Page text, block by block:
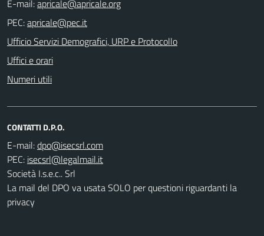
E-mail:
PEC:
Ufficio Servizi Demografici, URP e Protocollo
Uffici e orari
Numeri utili
CONTATTI D.P.O.
E-mail:
PEC:
Società I.s.e.c.. Srl
La mail del DPO va usata SOLO per questioni riguardanti la
privacy